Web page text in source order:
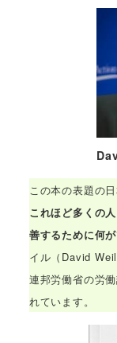
この本の表題の日
これほど多くの
善するために何
イル（David
連邦労働省の労
れています。